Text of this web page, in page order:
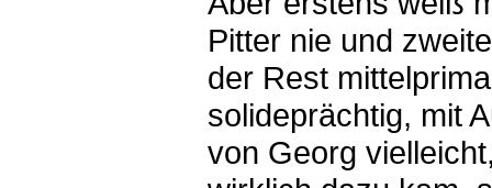
Pitter nie und
der Rest
solideprächtig, mit
von Georg